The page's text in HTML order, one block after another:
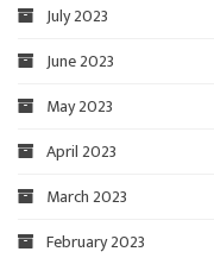
July 2023
June 2023
May 2023
April 2023
March 2023
February 2023